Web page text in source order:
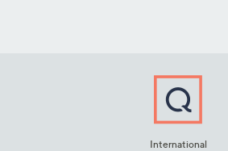
International